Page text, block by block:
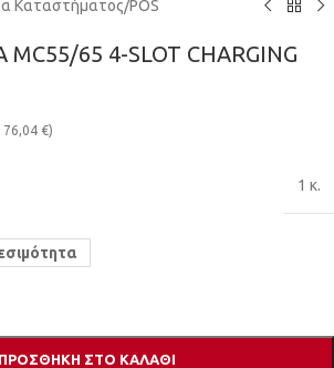
Καταστήματος/POS
MC55/65 4-SLOT CHARGING
€)
1 κ.
ΠΡΟΣΘΉΚΗ ΣΤΟ ΚΑΛΆΘΙ